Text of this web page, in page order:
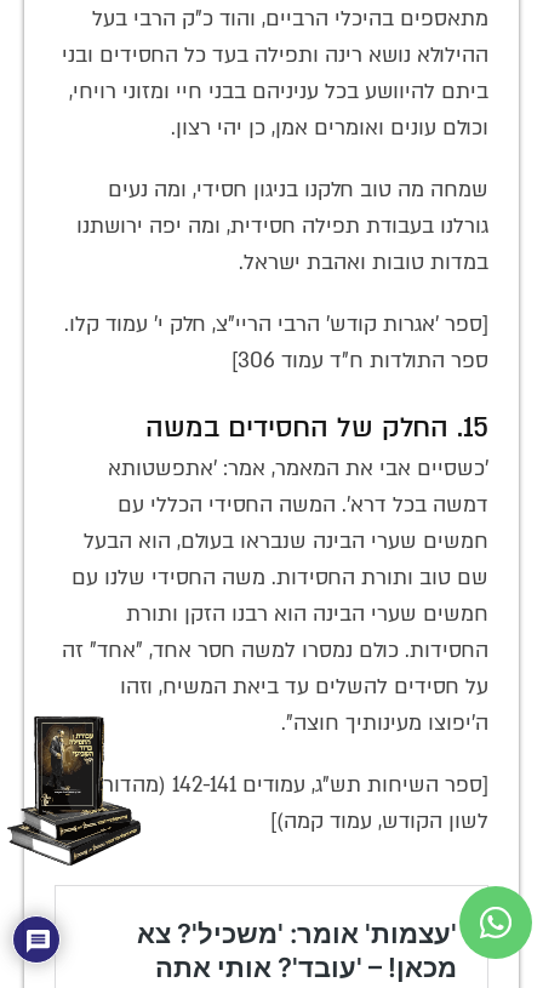
מתאספים בהיכלי הרביים, והוד כ"ק הרבי בעל
ההילולא נושא רינה ותפילה בעד כל החסידים ובני
ביתם להיוושע בכל עניניהם בבני חיי ומזוני רויחי,
וכולם עונים ואומרים אמן, כן יהי רצון.
שמחה מה טוב חלקנו בניגון חסידי, ומה נעים
גורלנו בעבודת תפילה חסידית, ומה יפה ירושתנו
במדות טובות ואהבת ישראל.
[ספר 'אגרות קודש' הרבי הריי"צ, חלק י' עמוד קלו.
ספר התולדות ח"ד עמוד 306]
15. החלק של החסידים במשה
'כשסיים אבי את המאמר, אמר: 'אתפשטותא
דמשה בכל דרא'. המשה החסידי הכללי עם
חמשים שערי הבינה שנבראו בעולם, הוא הבעל
שם טוב ותורת החסידות. משה החסידי שלנו עם
חמשים שערי הבינה הוא רבנו הזקן ותורת
החסידות. כולם נמסרו למשה חסר אחד, "אחד" זה
על חסידים להשלים עד ביאת המשיח, וזהו
ה'יפוצו מעינותיך חוצה".
[ספר השיחות תש"ג, עמודים 142-141 (מהדורת
לשון הקודש, עמוד קמה)]